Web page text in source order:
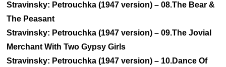
Stravinsky: Petrouchka (1947 version) – 08.The Bear &
The Peasant
Stravinsky: Petrouchka (1947 version) – 09.The Jovial
Merchant With Two Gypsy Girls
Stravinsky: Petrouchka (1947 version) – 10.Dance Of